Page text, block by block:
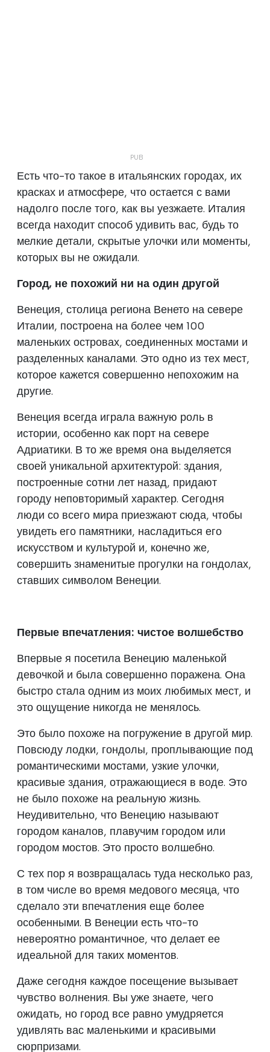
Есть что-то такое в итальянских городах, их
красках и атмосфере, что остается с вами
надолго после того, как вы уезжаете. Италия
всегда находит способ удивить вас, будь то
мелкие детали, скрытые улочки или моменты,
которых вы не ожидали.
Город, не похожий ни на один другой
Венеция, столица региона Венето на севере
Италии, построена на более чем 100
маленьких островах, соединенных мостами и
разделенных каналами. Это одно из тех мест,
которое кажется совершенно непохожим на
другие.
Венеция всегда играла важную роль в
истории, особенно как порт на севере
Адриатики. В то же время она выделяется
своей уникальной архитектурой: здания,
построенные сотни лет назад, придают
городу неповторимый характер. Сегодня
люди со всего мира приезжают сюда, чтобы
увидеть его памятники, насладиться его
искусством и культурой и, конечно же,
совершить знаменитые прогулки на гондолах,
ставших символом Венеции.
Первые впечатления: чистое волшебство
Впервые я посетила Венецию маленькой
девочкой и была совершенно поражена. Она
быстро стала одним из моих любимых мест, и
это ощущение никогда не менялось.
Это было похоже на погружение в другой мир.
Повсюду лодки, гондолы, проплывающие под
романтическими мостами, узкие улочки,
красивые здания, отражающиеся в воде. Это
не было похоже на реальную жизнь.
Неудивительно, что Венецию называют
городом каналов, плавучим городом или
городом мостов. Это просто волшебно.
С тех пор я возвращалась туда несколько раз,
в том числе во время медового месяца, что
сделало эти впечатления еще более
особенными. В Венеции есть что-то
невероятно романтичное, что делает ее
идеальной для таких моментов.
Даже сегодня каждое посещение вызывает
чувство волнения. Вы уже знаете, чего
ожидать, но город все равно умудряется
удивлять вас маленькими и красивыми
сюрпризами.